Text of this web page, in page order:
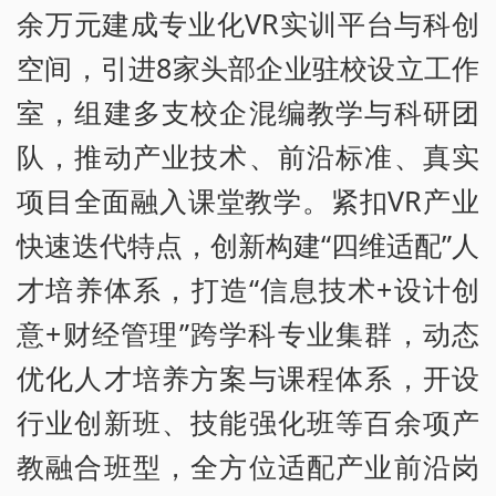
余万元建成专业化VR实训平台与科创
空间，引进8家头部企业驻校设立工作
室，组建多支校企混编教学与科研团
队，推动产业技术、前沿标准、真实
项目全面融入课堂教学。紧扣VR产业
快速迭代特点，创新构建“四维适配”人
才培养体系，打造“信息技术+设计创
意+财经管理”跨学科专业集群，动态
优化人才培养方案与课程体系，开设
行业创新班、技能强化班等百余项产
教融合班型，全方位适配产业前沿岗